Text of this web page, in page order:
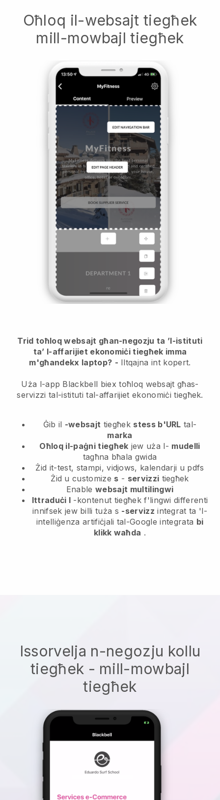
Oħloq il-websajt tiegħek
mill-mowbajl tiegħek
Trid toħloq websajt għan-negozju ta ’l-istituti
ta’ l-affarijiet ekonomiċi tiegħek imma
m'għandekx laptop? - Iltqajna int kopert.
Uża l-app Blackbell biex toħloq websajt għas-
servizzi tal-istituti tal-affarijiet ekonomiċi tiegħek.
Ġib il -websajt tiegħek stess b'URL tal-
marka
Oħloq il-paġni tiegħek jew uża l- mudelli
tagħna bħala gwida
Żid it-test, stampi, vidjows, kalendarji u pdfs
Żid u customize s - servizzi tiegħek
Enablewebsajt multilingwi
Ittraduċi l -kontenut tiegħek f'lingwi differenti
innifsek jew billi tuża s -servizz integrat ta 'l-
intelliġenza artifiċjali tal-Google integrata bi
klikk waħda .
Issorvelja n-negozju kollu
tiegħek - mill-mowbajl
tiegħek